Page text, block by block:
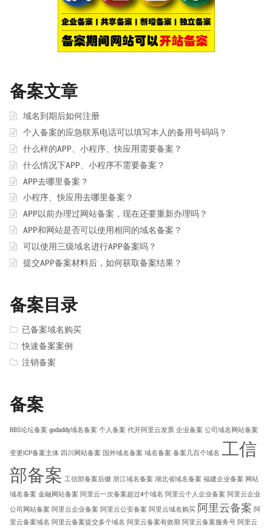
备案文章
域名到期后如何注册
个人备案的应急联系电话可以填写本人的备用号码吗？
什么样的APP、小程序、快应用需要备案？
什么情况下APP、小程序不需要备案？
APP去哪里备案？
小程序、快应用去哪里备案？
APP以前办理过网站备案，现在还要重新办理吗？
APP和网站是否可以使用相同的域名备案？
可以使用三级域名进行APP备案吗？
提交APP备案材料后，如何获取备案结果？
备案目录
已备案域名购买
快速备案案例
注销备案
备案
BBS论坛备案 godaddy域名备案 个人备案 代开阿里云发票 企业备案 公司域名网站备案
变更ICP备案主体 四川网站备案 国外域名备案 域名备案 备案几百个域名 工信
部备案 工信部备案后缀 浙江域名备案 湖北省域名备案 福建企业备案 网站
域名备案 金融网站备案 阿里云一次备案超过4个域名 阿里云个人企业备案 阿里云企业
公司网站备案 阿里云企业备案 阿里云公安备案 阿里云域名购买 阿里云备案 阿
里云备案域名 阿里云备案提交多个域名 阿里云备案有效期 阿里云备案服务号 阿里云